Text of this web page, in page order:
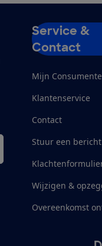
Service &
Contact
Mijn
Klantenservice
Contact
Stuur een bericht
Wijzigen &
Overeenkomst